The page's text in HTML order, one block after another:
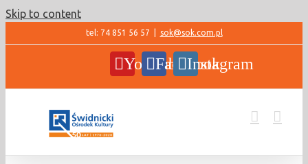
Skip to content
tel: 74 851 56 57 sok@sok.com.pl
YouTubeFacebookInstagram